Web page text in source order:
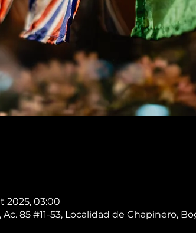
2025, 03:00
85 #11-53, Localidad de Chapinero,